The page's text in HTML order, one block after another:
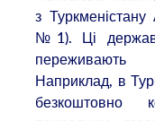
з
№1). Ці
переживають
Наприклад, в
безкоштовно